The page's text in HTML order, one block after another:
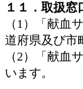
１１．取扱窓
（1）「献血
道府県及び市
（2）「献血
います。